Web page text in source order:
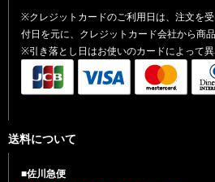
※クレジットカードのご利用日は、注文を
付日を元に、クレジットカード会社から商
※引き落とし日はお使いのカードによって異
送料について
■佐川急便